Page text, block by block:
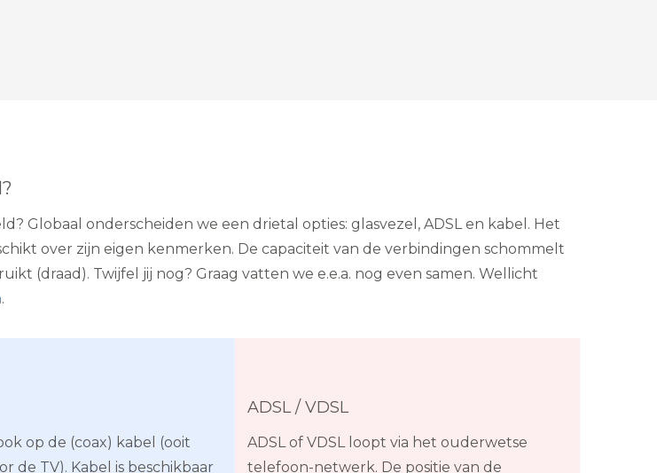
Globaal onderscheiden we een drietal opties: glasvezel, ADSL en kabel. Het
over zijn eigen kenmerken. De capaciteit van de verbindingen schommelt
(draad). Twijfel jij nog? Graag vatten we e.e.a. nog even samen. Wellicht
.
op de (coax) kabel (ooit
de TV). Kabel is beschikbaar
ADSL / VDSL
ADSL of VDSL loopt via het ouderwetse
telefoon-netwerk. De positie van de